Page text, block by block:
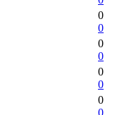
0
0
0
0
0
0
0
0